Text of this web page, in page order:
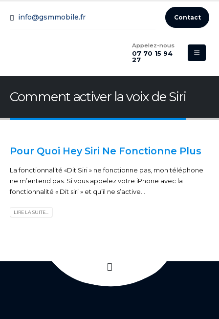
info@gsmmobile.fr Contact
Appelez-nous
07 70 15 94
27
Comment activer la voix de Siri
Pour Quoi Hey Siri Ne Fonctionne Plus
La fonctionnalité «Dit Siri » ne fonctionne pas, mon téléphone
ne m’entend pas. Si vous appelez votre iPhone avec la
fonctionnalité « Dit siri » et qu’il ne s’active...
LIRE LA SUITE...